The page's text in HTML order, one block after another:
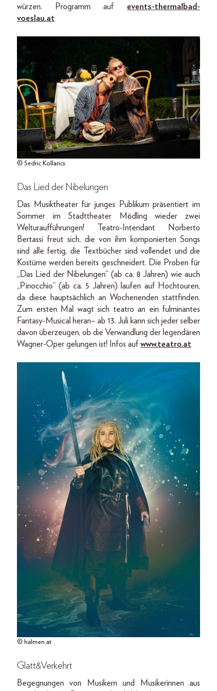
würzen. Programm auf events-thermalbad-
voeslau.at
© Sedric Kollarics
Das Lied der Nibelungen
Das Musiktheater für junges Publikum präsentiert im
Sommer im Stadttheater Mödling wieder zwei
Welturaufführungen! Teatro-Intendant Norberto
Bertassi freut sich, die von ihm komponierten Songs
sind alle fertig, die Textbücher sind vollendet und die
Kostüme werden bereits geschneidert. Die Proben für
„Das Lied der Nibelungen“ (ab ca. 8 Jahren) wie auch
„Pinocchio“ (ab ca. 5 Jahren) laufen auf Hochtouren,
da diese hauptsächlich an Wochenenden stattfinden.
Zum ersten Mal wagt sich teatro an ein fulminantes
Fantasy-Musical heran– ab 13. Juli kann sich jeder selber
davon überzeugen, ob die Verwandlung der legendären
Wagner-Oper gelungen ist! Infos auf www.teatro.at
© halmen.at
Glatt&Verkehrt
Begegnungen von Musikern und Musikerinnen aus